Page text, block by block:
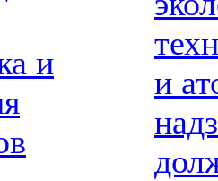
и
и